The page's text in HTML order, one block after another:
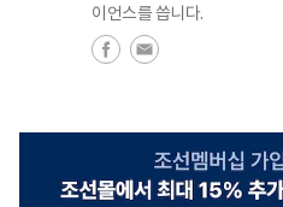
이언스를 씁니다.